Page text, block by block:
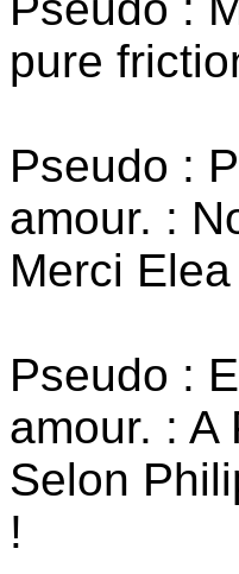
pure
Pseudo :
amour. :
Merci
Pseudo :
amour. :
Selon
!